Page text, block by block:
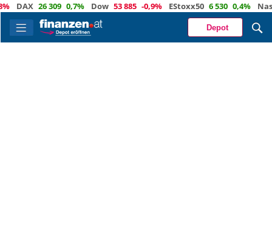
DAX 26 309 0,7% Dow 53 885 -0,9% EStoxx50 6 530 0,4%
Depot